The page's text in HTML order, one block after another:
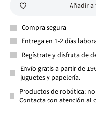
Añadir
Compra segura
Entrega en 1-2 días
Regístrate y disfruta de
Envío gratis a partir de
juguetes y papelería.
Productos de robótica:
Contacta con atención al